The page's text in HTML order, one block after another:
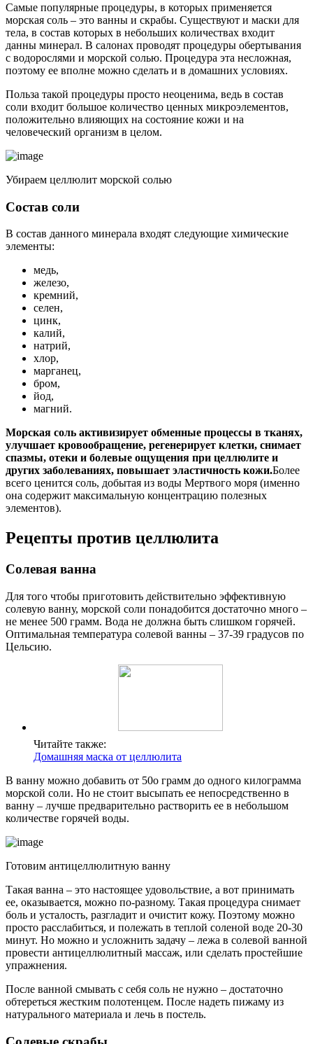
Самые популярные процедуры, в которых применяется
морская соль – это ванны и скрабы. Существуют и маски для
тела, в состав которых в небольших количествах входит
данны минерал. В салонах проводят процедуры обертывания
с водорослями и морской солью. Процедура эта несложная,
поэтому ее вполне можно сделать и в домашних условиях.
Польза такой процедуры просто неоценима, ведь в состав
соли входит большое количество ценных микроэлементов,
положительно влияющих на состояние кожи и на
человеческий организм в целом.
Убираем целлюлит морской солью
Состав соли
В состав данного минерала входят следующие химические
элементы:
медь,
железо,
кремний,
селен,
цинк,
калий,
натрий,
хлор,
марганец,
бром,
йод,
магний.
Морская соль активизирует обменные процессы в тканях,
улучшает кровообращение, регенерирует клетки, снимает
спазмы, отеки и болевые ощущения при целлюлите и
других заболеваниях, повышает эластичность кожи.Более
всего ценится соль, добытая из воды Мертвого моря (именно
она содержит максимальную концентрацию полезных
элементов).
Рецепты против целлюлита
Солевая ванна
Для того чтобы приготовить действительно эффективную
солевую ванну, морской соли понадобится достаточно много –
не менее 500 грамм. Вода не должна быть слишком горячей.
Оптимальная температура солевой ванны – 37-39 градусов по
Цельсию.
Читайте также:
Домашняя маска от целлюлита
В ванну можно добавить от 50о грамм до одного килограмма
морской соли. Но не стоит высыпать ее непосредственно в
ванну – лучше предварительно растворить ее в небольшом
количестве горячей воды.
Готовим антицеллюлитную ванну
Такая ванна – это настоящее удовольствие, а вот принимать
ее, оказывается, можно по-разному. Такая процедура снимает
боль и усталость, разгладит и очистит кожу. Поэтому можно
просто расслабиться, и полежать в теплой соленой воде 20-30
минут. Но можно и усложнить задачу – лежа в солевой ванной
провести антицеллюлитный массаж, или сделать простейшие
упражнения.
После ванной смывать с себя соль не нужно – достаточно
обтереться жестким полотенцем. После надеть пижаму из
натурального материала и лечь в постель.